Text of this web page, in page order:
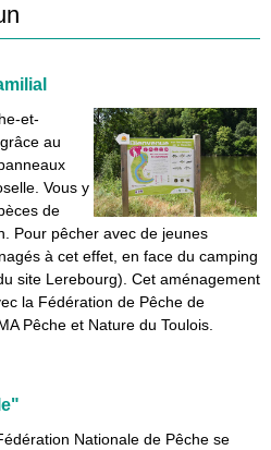
et-
au
Vous y
de
Pour pêcher avec de jeunes
à cet effet, en face du camping
site Lerebourg). Cet aménagement
la Fédération de Pêche de
Pêche et Nature du Toulois.
Nationale de Pêche se